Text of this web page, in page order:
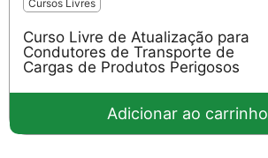
Cursos Livres
Curso Livre de Atualização para
Condutores de Transporte de
Cargas de Produtos Perigosos
Adicionar ao carrinho